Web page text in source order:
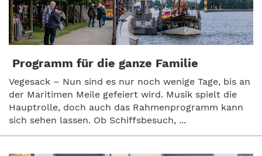
Programm für die ganze Familie
Vegesack – Nun sind es nur noch wenige Tage, bis an
der Maritimen Meile gefeiert wird. Musik spielt die
Hauptrolle, doch auch das Rahmenprogramm kann
sich sehen lassen. Ob Schiffsbesuch, ...